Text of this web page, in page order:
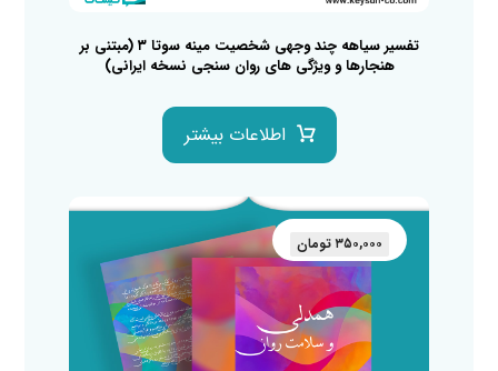
تفسیر سیاهه چند وجهی شخصیت مینه سوتا ۳ (مبتنی بر
هنجارها و ویژگی های روان سنجی نسخه ایرانی)
اطلاعات بیشتر
۳۵۰,۰۰۰ تومان